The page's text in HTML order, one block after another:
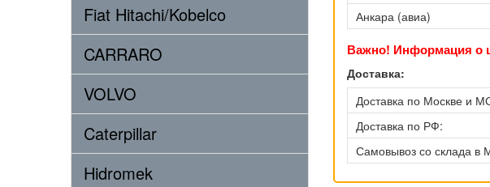
Fiat Hitachi/Kobelco
CARRARO
VOLVO
Caterpillar
Hidromek
Анкара (авиа)
Важно! Информация о
Доставка:
Доставка по Москве и
Доставка по РФ:
Самовывоз со склада в